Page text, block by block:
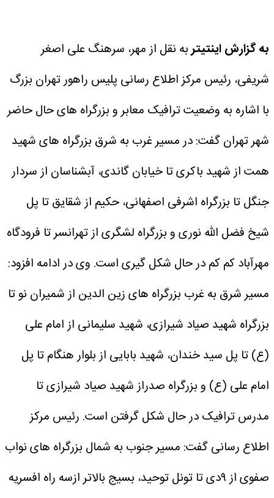
به گزارش اینتیتربه نقل از مهر، سرهنگ علی اصغر
شریفی، رئیس مرکز اطلاع رسانی پلیس راهور تهران بزرگ
با اشاره به وضعیت ترافیک معابر و بزرگراه های حال حاضر
شهر تهران گفت: در مسیر غرب به شرق بزرگراه های شهید
همت از شهید باکری تا خیابان گاندی، آبشناسان از سردار
جنگل تا بزرگراه اشرفی اصفهانی، حکیم از شقایق تا پل
شیخ فضل الله نوری و بزرگراه لشگری از تهرانسر تا فرودگاه
مهرآباد کم کم در حال شکل گیری است. وی در ادامه افزود:
مسیر شرق به غرب بزرگراه های زین الدین از شمیران نو تا
بزرگراه شهید صیاد شیرازی، شهید سلیمانی از امام علی
(ع) تا پل سید خندان، شهید بابایی از بلوار هنگام تا پل
امام علی (ع) و بزرگراه صدراز شهید صیاد شیرازی تا
مدرس ترافیک در حال شکل گرفتن است. رئیس مرکز
اطلاع رسانی گفت: مسیر جنوب به شمال بزرگراه های نواب
صفوی از ۹دی تا تونل توحید، بسیج بالاتر ازسه راه افسریه